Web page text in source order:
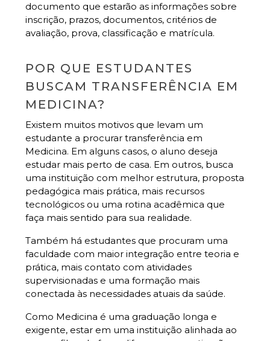
documento que estarão as informações sobre
inscrição, prazos, documentos, critérios de
avaliação, prova, classificação e matrícula.
POR QUE ESTUDANTES
BUSCAM TRANSFERÊNCIA EM
MEDICINA?
Existem muitos motivos que levam um
estudante a procurar transferência em
Medicina. Em alguns casos, o aluno deseja
estudar mais perto de casa. Em outros, busca
uma instituição com melhor estrutura, proposta
pedagógica mais prática, mais recursos
tecnológicos ou uma rotina acadêmica que
faça mais sentido para sua realidade.
Também há estudantes que procuram uma
faculdade com maior integração entre teoria e
prática, mais contato com atividades
supervisionadas e uma formação mais
conectada às necessidades atuais da saúde.
Como Medicina é uma graduação longa e
exigente, estar em uma instituição alinhada ao